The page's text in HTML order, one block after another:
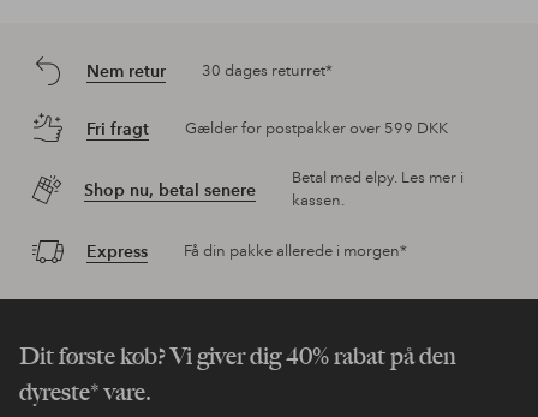
Nem retur 30 dages returret*
Fri fragt Gælder for postpakker over 599 DKK
Shop nu, betal senere
Betal med elpy. Les mer i
kassen.
Express Få din pakke allerede i morgen*
Dit første køb? Vi giver dig 40% rabat på den
dyreste* vare.